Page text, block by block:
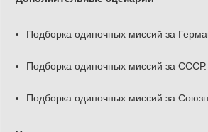
Подборка одиночных миссий за
Подборка одиночных миссий за СССР.
Подборка одиночных миссий за